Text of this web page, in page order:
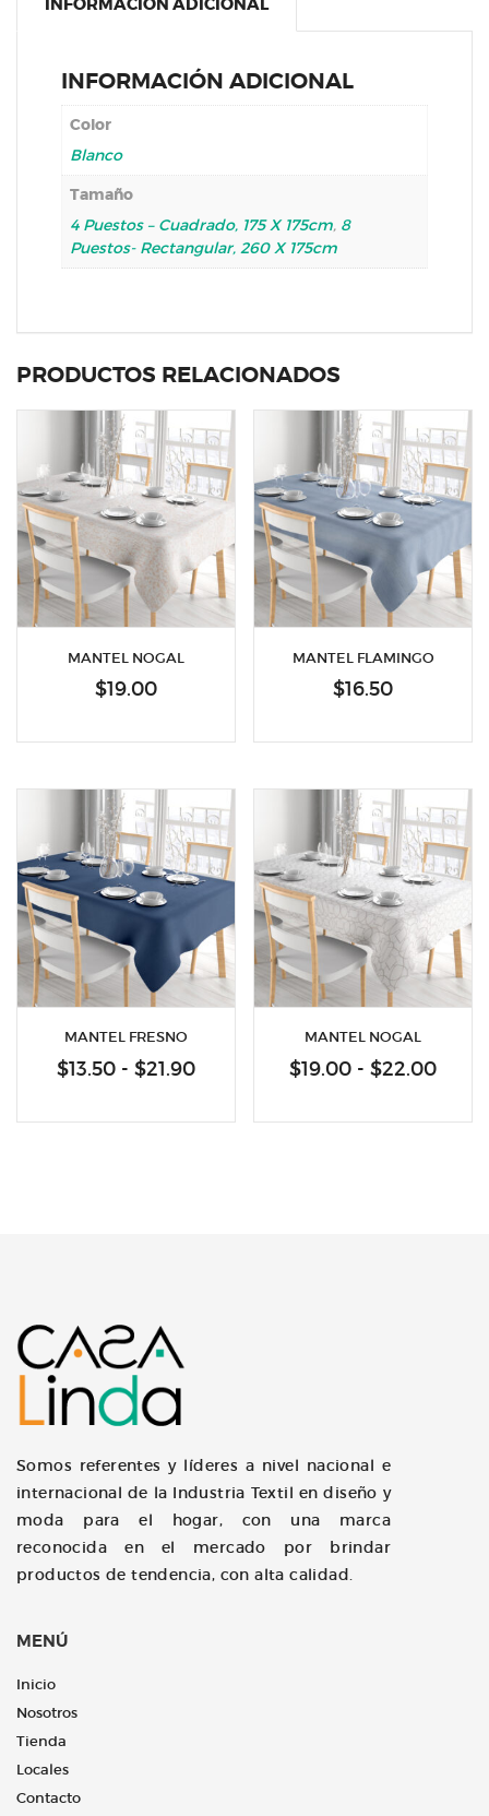
INFORMACIÓN ADICIONAL
INFORMACIÓN ADICIONAL
Color
Blanco
Tamaño
4 Puestos – Cuadrado, 175 X 175cm, 8
Puestos- Rectangular, 260 X 175cm
PRODUCTOS RELACIONADOS
MANTEL NOGAL
$19.00
MANTEL FLAMINGO
$16.50
MANTEL FRESNO
$13.50 - $21.90Rango
precios:
MANTEL NOGAL
$19.00 - $22.00
Somos referentes y líderes a nivel nacional e
internacional de la Industria Textil en diseño y
moda para el hogar, con una marca
reconocida en el mercado por brindar
productos de tendencia, con alta calidad.
MENÚ
Inicio
Nosotros
Tienda
Locales
Contacto